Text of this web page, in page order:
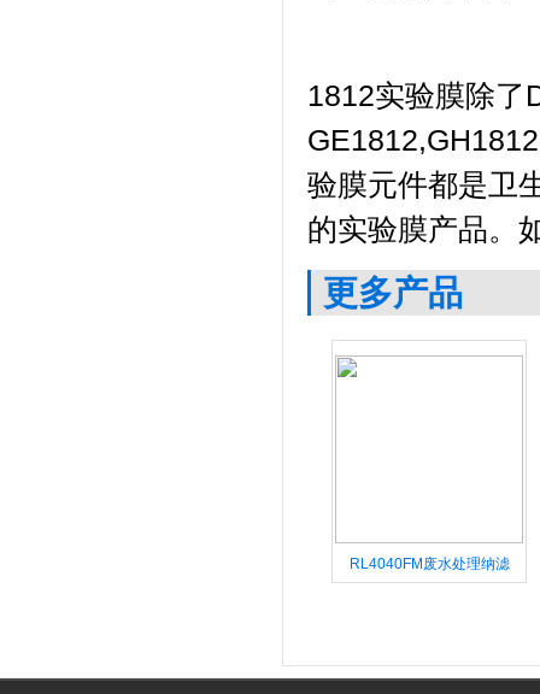
1812实验膜除了
验膜元件都是卫
的实验膜产品。
更多产品
RL4040FM废水处理纳滤